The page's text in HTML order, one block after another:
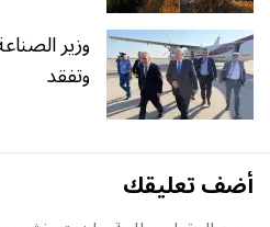
وزير
وتفقد
أضف تعليقك